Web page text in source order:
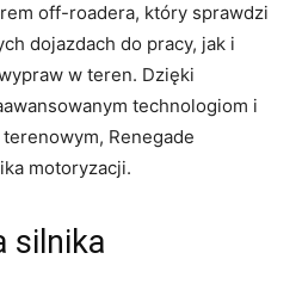
off-roadera, który sprawdzi
dojazdach do pracy, ‌jak i
w teren. Dzięki
technologiom⁣ i⁤
Renegade
motoryzacji.
silnika